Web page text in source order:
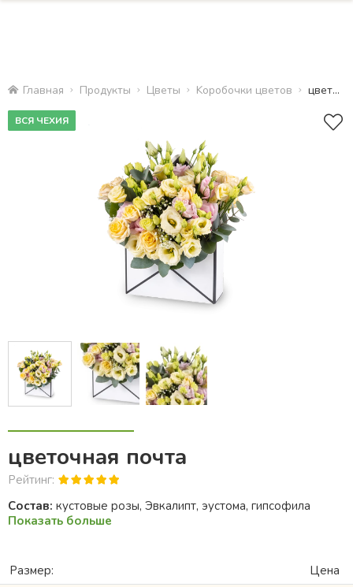
Главная Продукты Цветы Kоробочки цветов цветочная почта
ВСЯ ЧЕХИЯ
цветочная почта
Рейтинг:
Состав: кустовые розы, Эвкалипт, эустома, гипсофила
Показать больше
Размер:
Цена